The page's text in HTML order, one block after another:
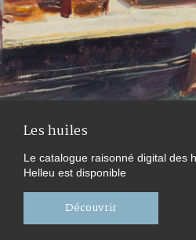
Présentation
Lettre de la fondatrice
Mentions légales
Mon compte
Les huiles
Le catalogue raisonné digital des
Helleu est disponible
Découvrir